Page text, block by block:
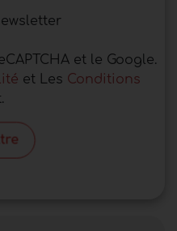
et le Google.
et Les Conditions